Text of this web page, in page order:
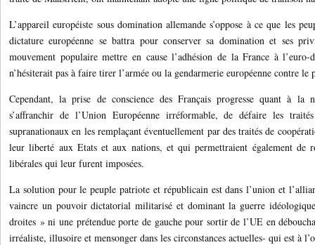
L’appareil européiste sous domination allemande s’oppose à ce que les
dictature européenne se battra pour conserver sa domination et ses
mouvement populaire mettre en cause l’adhésion de la France à
n’hésiterait pas à faire tirer l’armée ou la gendarmerie européenne contre le
Cependant, la prise de conscience des Français progresse quant à la
s’affranchir de l’Union Européenne irréformable, de défaire les traités
supranationaux en les remplaçant éventuellement par des traités de
leur liberté aux Etats et aux nations, et qui permettraient également de
libérales qui leur furent imposées.
La solution pour le peuple patriote et républicain est dans l’union et
vaincre un pouvoir dictatorial militarisé et dominant la guerre
droites » ni une prétendue porte de gauche pour sortir de l’UE en
irréaliste, illusoire et mensonger dans les circonstances actuelles- qui est à